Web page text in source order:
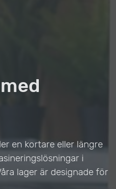
en kortare eller längre
i
lager är designade för